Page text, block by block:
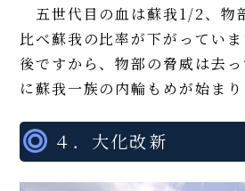
五世代目の血は蘇我1/2、物
比べ蘇我の比率が下がってい
後ですから、物部の脅威は去
に蘇我一族の内輪もめが始まり
４．大化改新